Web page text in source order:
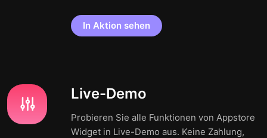
In Aktion sehen
Live-Demo
Probieren Sie alle Funktionen von Appstore
Widget in Live-Demo aus. Keine Zahlung,